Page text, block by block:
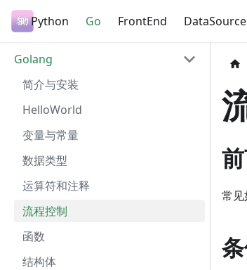
Python Go FrontEnd DataSource
Golang
简介与安装
HelloWorld
变量与常量
数据类型
运算符和注释
流程控制
函数
结构体
常见